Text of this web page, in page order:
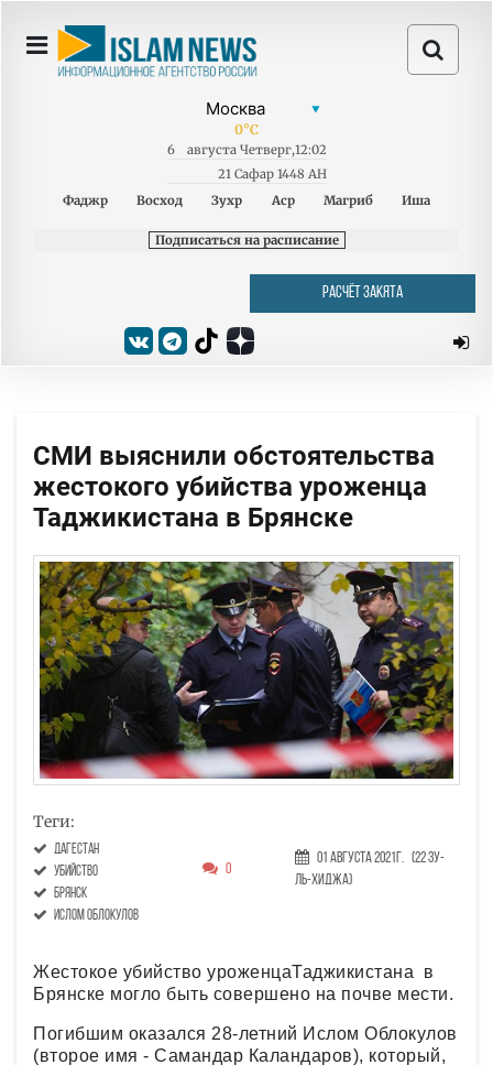
0°C
6 августа Четверг,12:02
21 Сафар 1448 AH
Фаджр
Восход Зухр Аср Магриб Иша
Подписаться на расписание
РАСЧЁТ ЗАКЯТА
СМИ выяснили обстоятельства
жестокого убийства уроженца
Таджикистана в Брянске
Теги:
Дагестан
убийство
Брянск
Ислом Облокулов
0
01 Августа 2021г. (22 Зу-
ль-хиджа)
Жестокое убийство уроженцаТаджикистана в
Брянске могло быть совершено на почве мести.
Погибшим оказался 28-летний Ислом Облокулов
(второе имя - Самандар Каландаров), который,